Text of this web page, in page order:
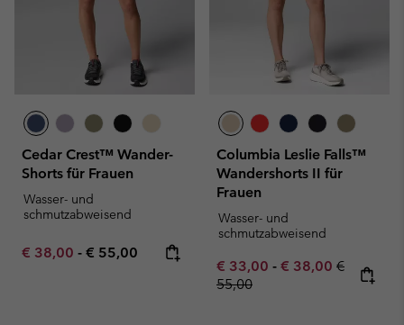
Cedar Crest™ Wander-
Shorts für Frauen
Wasser- und
schmutzabweisend
Minimum sale price:
€ 38,00 - Maximum price:
€ 55,00
Columbia Leslie Falls™
Wandershorts II für
Frauen
Wasser- und
schmutzabweisend
Minimum sale price:
€ 33,00 - Maximum sale
€ 38,00 Regular
€
55,00